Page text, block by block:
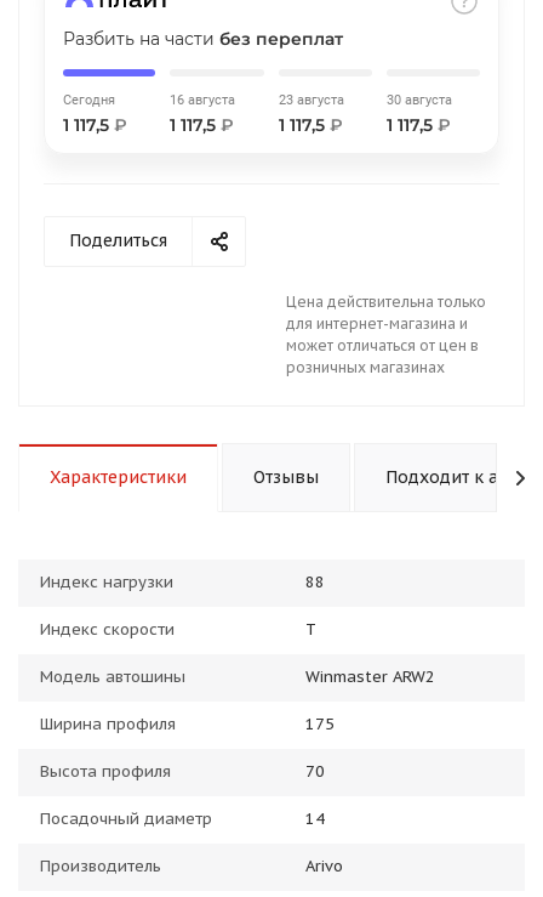
Разбить на части без переплат
Сегодня
1 117,5 ₽
16 августа
1 117,5₽
23 августа
1 117,5 ₽
30 августа
1 117,5 ₽
Поделиться
Цена действительна только
для интернет-магазина и
может отличаться от цен в
розничных магазинах
Характеристики Отзывы Подходит к авто
Индекс нагрузки 88
Индекс скорости T
Модель автошины Winmaster ARW2
Ширина профиля 175
Высота профиля 70
Посадочный диаметр 14
Производитель Arivo